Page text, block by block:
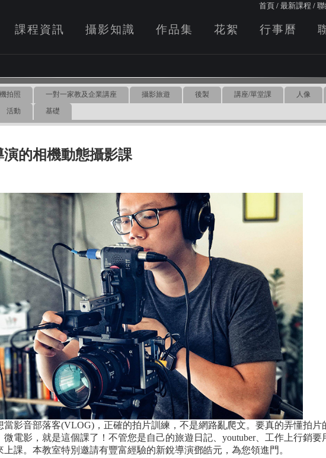
首頁/ 最新課程 / 聯
課程資訊 攝影知識 作品集 花絮 行事曆
拍照 一對一家教及企業講座 攝影旅遊 後製 講座/單堂課 人像
活動 基礎
演的相機動態攝影課
當影音部落客(VLOG)，正確的拍片訓練，不是網路亂爬文。要真的弄懂拍片
微電影，就是這個課了！不管您是自己的旅遊日記、youtuber、工作上行銷要
上課。本教室特別邀請有豐富經驗的新銳導演鄧皓元，為您領進門。